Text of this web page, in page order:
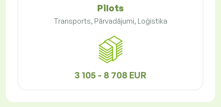
Pilots
Transports, Pārvadājumi, Loģistika
3 105 - 8 708 EUR